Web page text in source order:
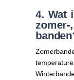
4. Wat
zomer-